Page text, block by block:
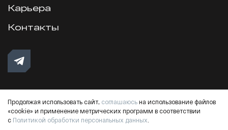
Карьера
Контакты
Обработка персональных данныхКадровый резерв
Продолжая использовать сайт, соглашаюсь на использование файлов
«cookie» и применение метрических программ в соответствии
с Политикой обработки персональных данных